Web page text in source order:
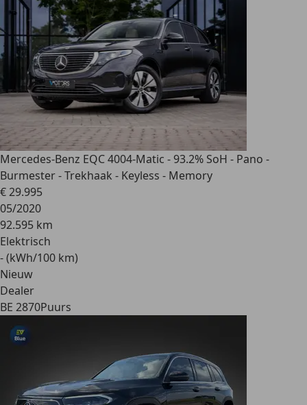
Mercedes-Benz EQC 4004-Matic - 93.2% SoH - Pano -
Burmester - Trekhaak - Keyless - Memory
€ 29.995
05/2020
92.595 km
Elektrisch
- (kWh/100 km)
Nieuw
Dealer
BE 2870Puurs